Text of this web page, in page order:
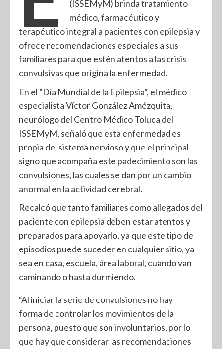
(ISSEMyM) brinda tratamiento
médico, farmacéutico y
terapéutico integral a pacientes con epilepsia y
ofrece recomendaciones especiales a sus
familiares para que estén atentos a las crisis
convulsivas que origina la enfermedad.
En el “Día Mundial de la Epilepsia”, el médico
especialista Víctor González Amézquita,
neurólogo del Centro Médico Toluca del
ISSEMyM, señaló que esta enfermedad es
propia del sistema nervioso y que el principal
signo que acompaña este padecimiento son las
convulsiones, las cuales se dan por un cambio
anormal en la actividad cerebral.
Recalcó que tanto familiares como allegados del
paciente con epilepsia deben estar atentos y
preparados para apoyarlo, ya que este tipo de
episodios puede suceder en cualquier sitio, ya
sea en casa, escuela, área laboral, cuando van
caminando o hasta durmiendo.
“Al iniciar la serie de convulsiones no hay
forma de controlar los movimientos de la
persona, puesto que son involuntarios, por lo
que hay que considerar las recomendaciones